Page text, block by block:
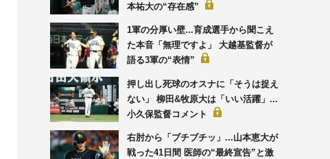
本祐大の“存在感”
1軍の分厚い壁...育成選手から聞こえ
た本音「無理ですよ」 大越基監督が
語る3軍の“表情”
押し出し死球のオスナに「そうは捉え
ない」 柳田&牧原大は「いい活躍」...
小久保監督コメント
右肘から「ブチブチッ」...山本恵大が
戦った41日間 医師の“最終宣告”と激